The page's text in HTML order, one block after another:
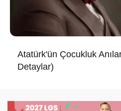
Atatürk'ün Çocukluk
Detaylar)